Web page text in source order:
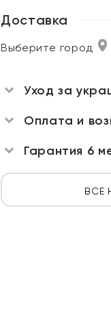
Доставка
Выберите город
Уход за
Оплата и
Гарантия 6
ВСЕ